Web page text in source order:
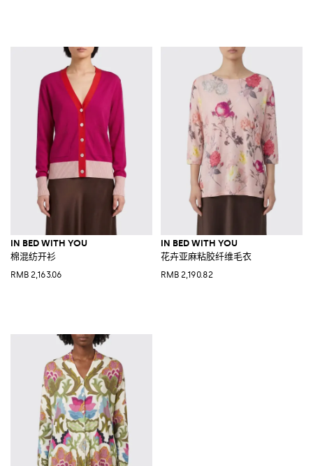
IN BED WITH YOU
棉混纺开衫
RMB 2,163.06
IN BED WITH YOU
花卉亚麻粘胶纤维毛衣
RMB 2,190.82